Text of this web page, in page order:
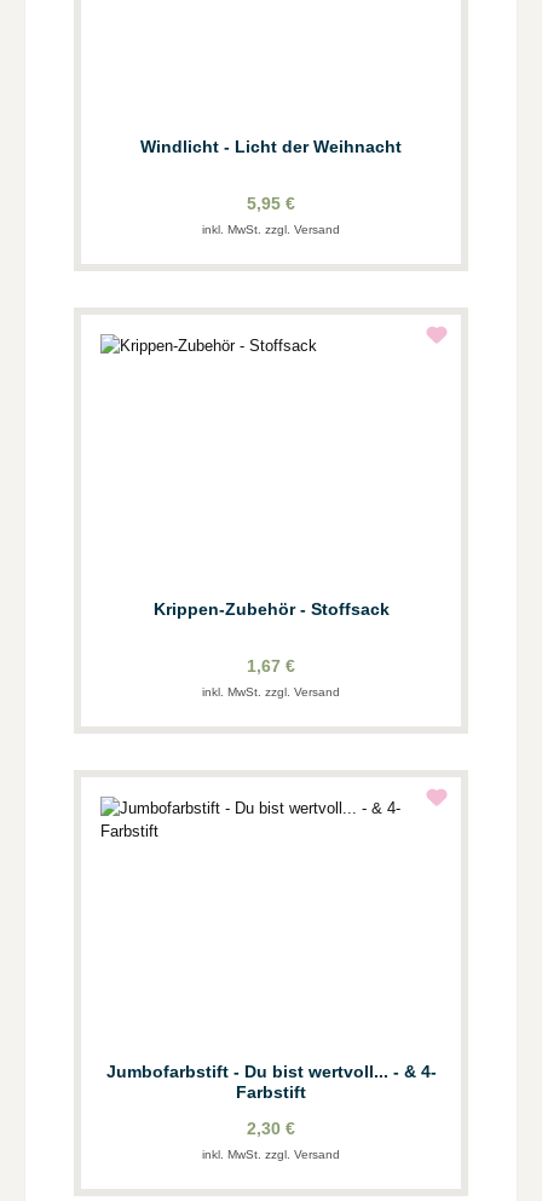
Windlicht - Licht der Weihnacht
5,95 €
inkl. MwSt. zzgl. Versand
Krippen-Zubehör - Stoffsack
1,67 €
inkl. MwSt. zzgl. Versand
Jumbofarbstift - Du bist wertvoll... - & 4-
Farbstift
2,30 €
inkl. MwSt. zzgl. Versand